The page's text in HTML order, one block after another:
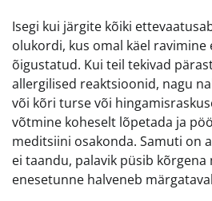
Isegi kui järgite kõiki
olukordi, kus omal käel ravimine
õigustatud. Kui teil tekivad
allergilised reaktsioonid, nagu
või kõri turse või
võtmine koheselt lõpetada ja
meditsiini osakonda. Samuti on
ei taandu, palavik püsib kõrgena
enesetunne halveneb